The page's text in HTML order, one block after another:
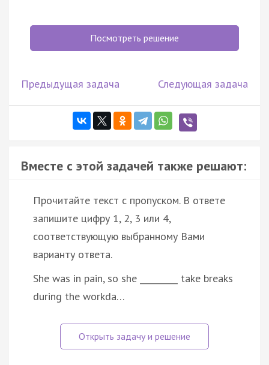
Посмотреть решение
Предыдущая задача Следующая задача
Вместе с этой задачей также решают:
Прочитайте текст с пропуском. В ответе
запишите цифру 1, 2, 3 или 4,
соответствующую выбранному Вами
варианту ответа.
She was in pain, so she _________ take breaks
during the workda…